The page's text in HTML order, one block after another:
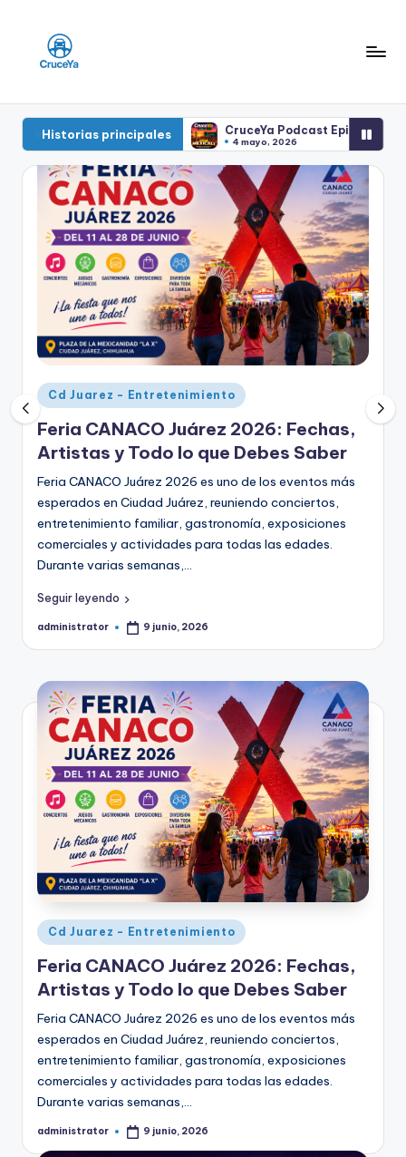
r
u
Y
a
de
Puentes
Internacionales
Blog
Historias principales
Debes Saber CruceYa Podcast Episodio 3: Mexicali
4 mayo, 2026
Publicado
en
Cd Juarez - Entretenimiento
Feria CANACO Juárez 2026: Fechas,
Artistas y Todo lo que Debes Saber
Feria CANACO Juárez 2026 es uno de los eventos más
esperados en Ciudad Juárez, reuniendo conciertos,
entretenimiento familiar, gastronomía, exposiciones
comerciales y actividades para todas las edades.
Durante varias semanas,…
Seguir leyendo
Publicado
administrator 9 junio, 2026
Publicado
en
Cd Juarez - Entretenimiento
Feria CANACO Juárez 2026: Fechas,
Artistas y Todo lo que Debes Saber
Feria CANACO Juárez 2026 es uno de los eventos más
esperados en Ciudad Juárez, reuniendo conciertos,
entretenimiento familiar, gastronomía, exposiciones
comerciales y actividades para todas las edades.
Durante varias semanas,…
Publicado
administrator 9 junio, 2026